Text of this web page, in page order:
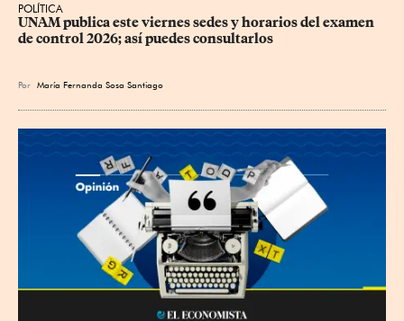
POLÍTICA
UNAM publica este viernes sedes y horarios del examen
de control 2026; así puedes consultarlos
Por María Fernanda Sosa Santiago